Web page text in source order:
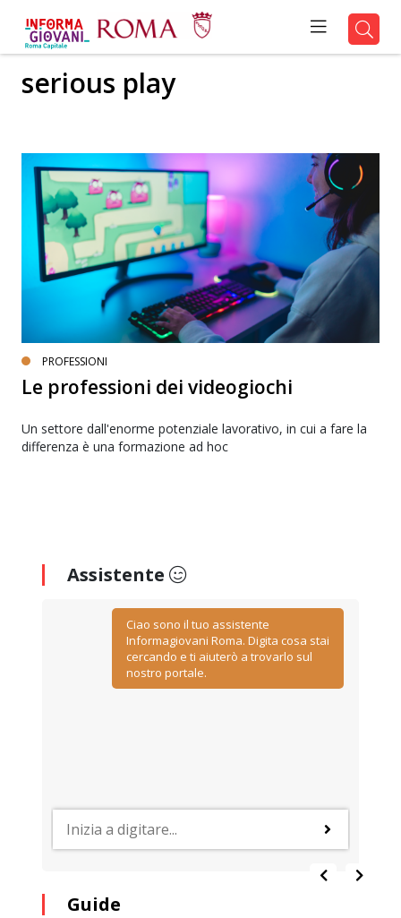
serious play
PROFESSIONI
Le professioni dei videogiochi
Un settore dall'enorme potenziale lavorativo, in cui a fare la
differenza è una formazione ad hoc
Assistente
Ciao sono il tuo assistente
Informagiovani Roma. Digita cosa stai
cercando e ti aiuterò a trovarlo sul
nostro portale.
Guide